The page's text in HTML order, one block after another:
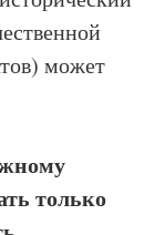
может
только